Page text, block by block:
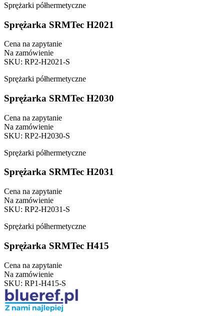
Sprężarki półhermetyczne
Sprężarka SRMTec H2021
Cena na zapytanie
Na zamówienie
SKU: RP2-H2021-S
Sprężarki półhermetyczne
Sprężarka SRMTec H2030
Cena na zapytanie
Na zamówienie
SKU: RP2-H2030-S
Sprężarki półhermetyczne
Sprężarka SRMTec H2031
Cena na zapytanie
Na zamówienie
SKU: RP2-H2031-S
Sprężarki półhermetyczne
Sprężarka SRMTec H415
Cena na zapytanie
Na zamówienie
SKU: RP1-H415-S